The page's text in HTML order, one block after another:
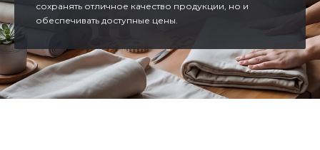
сохранять отличное качество продукции, но и
обеспечивать доступные цены.